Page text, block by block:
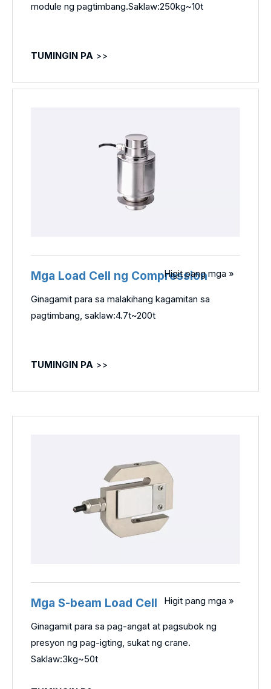
module ng pagtimbang.Saklaw:250kg~10t
TUMINGIN PA >>
Mga Load Cell ng Compression
Higit pang mga »
Ginagamit para sa malakihang kagamitan sa
pagtimbang, saklaw:4.7t~200t
TUMINGIN PA >>
Mga S-beam Load Cell Higit pang mga »
Ginagamit para sa pag-angat at pagsubok ng
presyon ng pag-igting, sukat ng crane.
Saklaw:3kg~50t